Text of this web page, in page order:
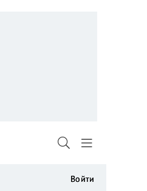
Войти